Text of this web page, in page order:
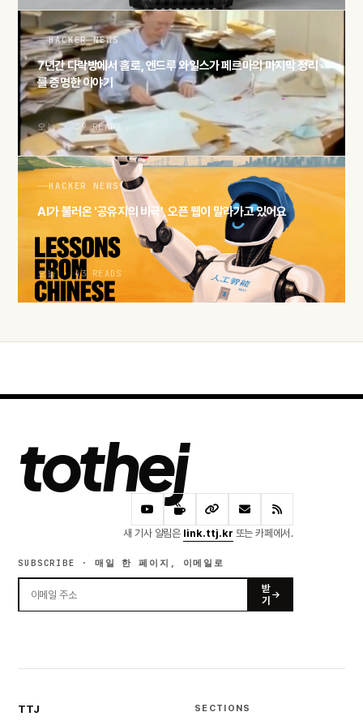
HACKER NEWS
7년간 다락방에서 홀로, 앤드루 와일스가 페르마의 마지막 정리
를 증명한 이야기
오늘 · 39 READS
HACKER NEWS
AI가 불러온 '공유지의 비극', 오픈 웹이 말라가고 있어요
오늘 · 43 READS
tothej
새 기사 알림은 link.ttj.kr 또는 카페에서.
SUBSCRIBE · 매일 한 페이지, 이메일로
받
기
TTJ SECTIONS